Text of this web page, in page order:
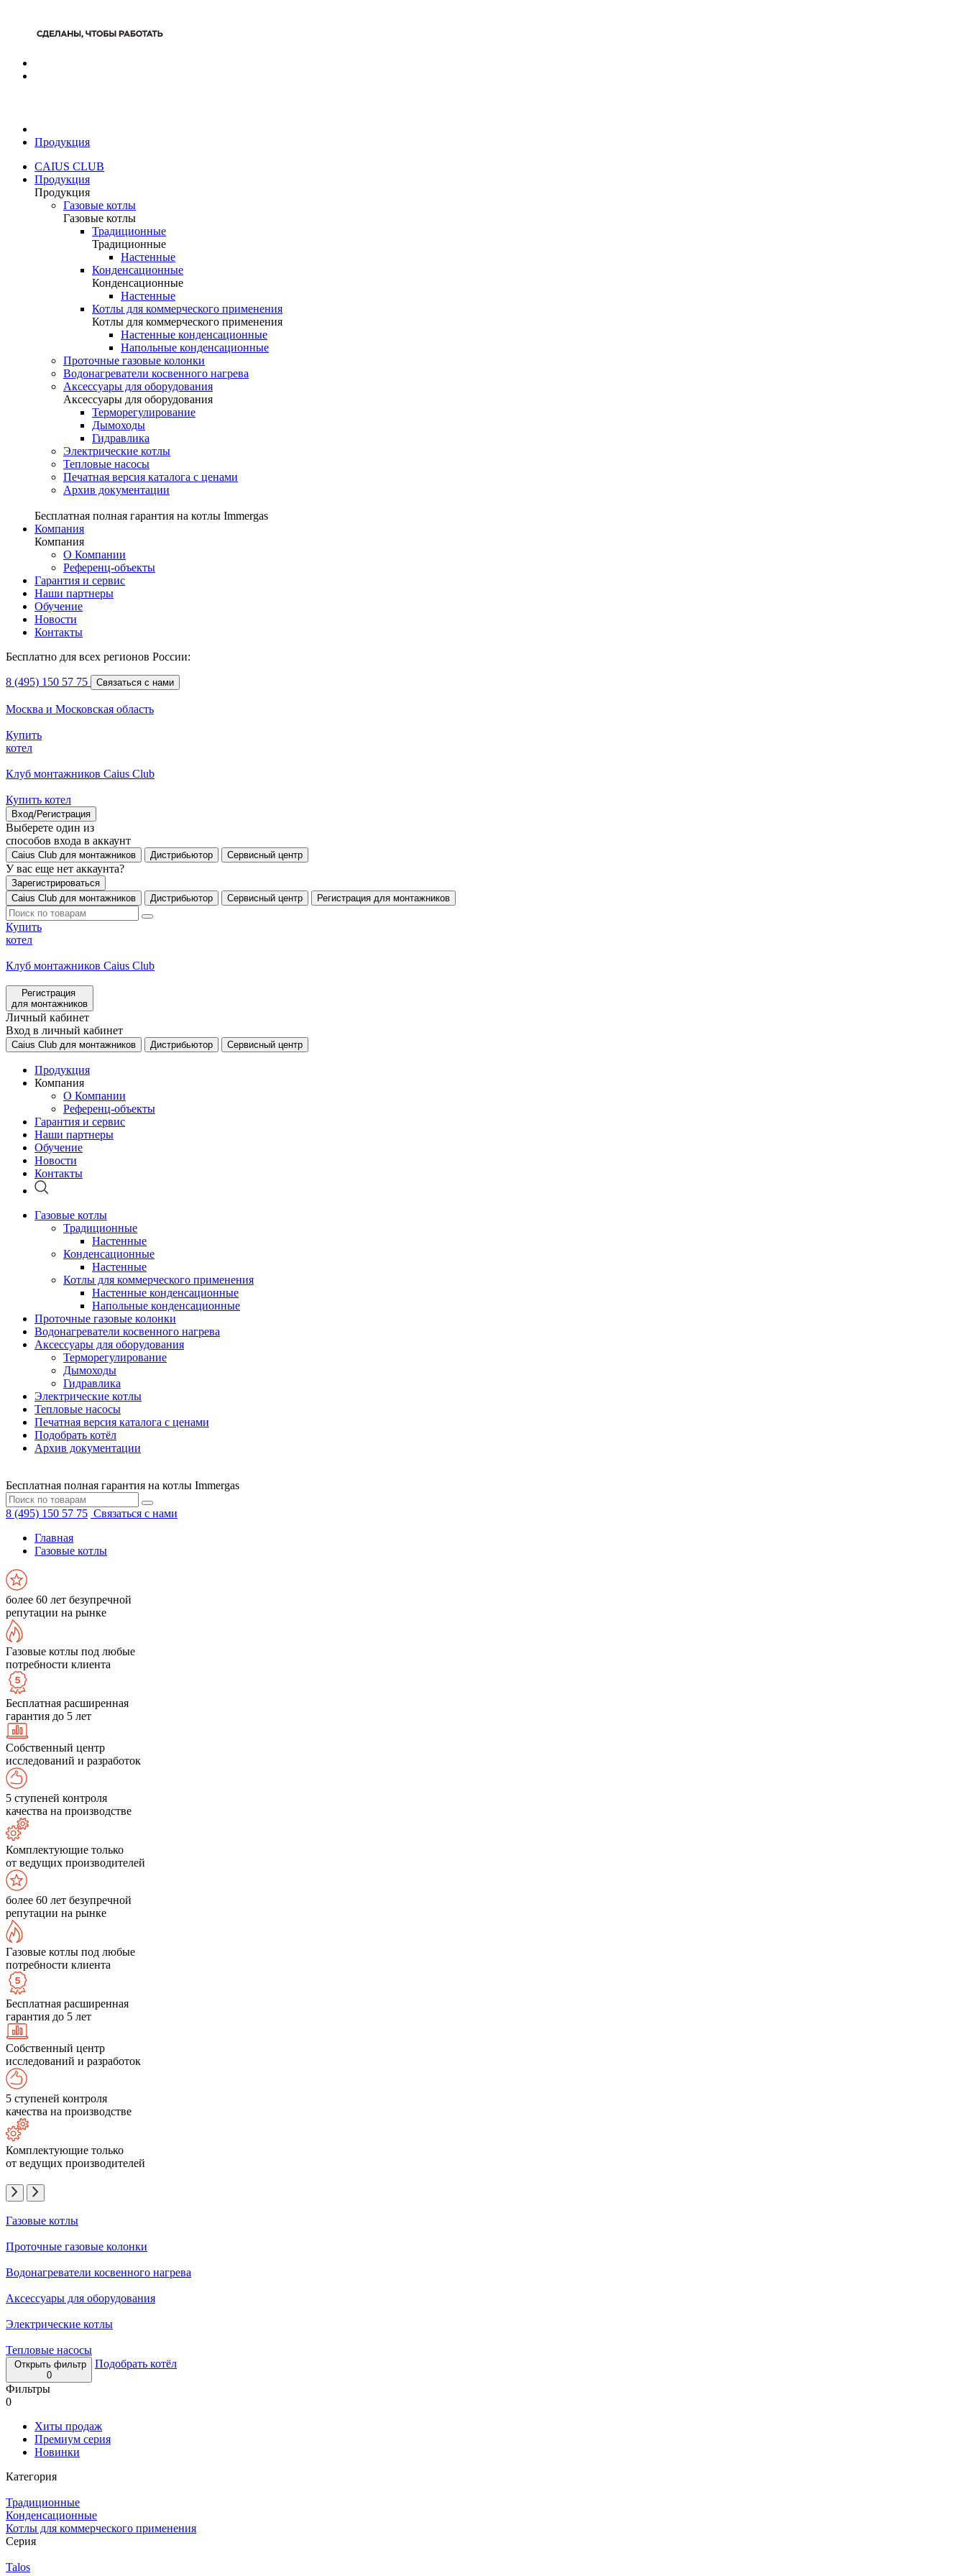
Продукция
CAIUS CLUB
Продукция
Продукция
Газовые котлы
Газовые котлы
Традиционные
Традиционные
Настенные
Конденсационные
Конденсационные
Настенные
Котлы для коммерческого применения
Котлы для коммерческого применения
Настенные конденсационные
Напольные конденсационные
Проточные газовые колонки
Водонагреватели косвенного нагрева
Аксессуары для оборудования
Аксессуары для оборудования
Терморегулирование
Дымоходы
Гидравлика
Электрические котлы
Тепловые насосы
Печатная версия каталога с ценами
Архив документации
Бесплатная полная гарантия на котлы Immergas
Компания
Компания
О Компании
Референц-объекты
Гарантия и сервис
Наши партнеры
Обучение
Новости
Контакты
Бесплатно для всех регионов России:
8 (495) 150 57 75 Связаться с нами
Москва и Московская область
Купить
котел
Клуб монтажников Caius Club
Купить котел
Вход/Регистрация
Выберете один из
способов входа в аккаунт
Caius Club для монтажников Дистрибьютор Сервисный центр
У вас еще нет аккаунта?
Зарегистрироваться
Caius Club для монтажников
Дистрибьютор Сервисный центр Регистрация для монтажников
Купить
котел
Клуб монтажников Caius Club
Регистрация
для монтажников
Личный кабинет
Вход в личный кабинет
Caius Club для монтажников Дистрибьютор Сервисный центр
Продукция
Компания
О Компании
Референц-объекты
Гарантия и сервис
Наши партнеры
Обучение
Новости
Контакты
Газовые котлы
Традиционные
Настенные
Конденсационные
Настенные
Котлы для коммерческого применения
Настенные конденсационные
Напольные конденсационные
Проточные газовые колонки
Водонагреватели косвенного нагрева
Аксессуары для оборудования
Терморегулирование
Дымоходы
Гидравлика
Электрические котлы
Тепловые насосы
Печатная версия каталога с ценами
Подобрать котёл
Архив документации
Бесплатная полная гарантия на котлы Immergas
8 (495) 150 57 75 Связаться с нами
Главная
Газовые котлы
более 60 лет безупречной
репутации на рынке
Газовые котлы под любые
потребности клиента
Бесплатная расширенная
гарантия до 5 лет
Собственный центр
исследований и разработок
5 ступеней контроля
качества на производстве
Комплектующие только
от ведущих производителей
более 60 лет безупречной
репутации на рынке
Газовые котлы под любые
потребности клиента
Бесплатная расширенная
гарантия до 5 лет
Собственный центр
исследований и разработок
5 ступеней контроля
качества на производстве
Комплектующие только
от ведущих производителей
Газовые котлы
Проточные газовые колонки
Водонагреватели косвенного нагрева
Аксессуары для оборудования
Электрические котлы
Тепловые насосы
Открыть фильтр
0
Подобрать котёл
Фильтры
0
Хиты продаж
Премиум серия
Новинки
Категория
Традиционные
Конденсационные
Котлы для коммерческого применения
Серия
Talos